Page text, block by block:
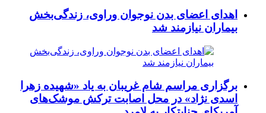
اهدای اعضای بدن نوجوان وراوی، زندگی‌بخش
بیماران نیازمند شد
برگزاری مراسم شام غریبان به یاد «شهیده زهرا
اسدی نژاد» در محل اصابت ترکش موشک‌های